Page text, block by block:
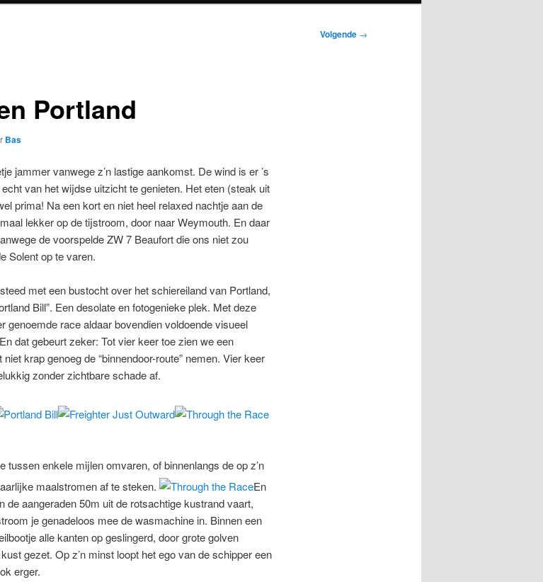
Volgende →
Portland
Bas
jammer vanwege z’n lastige aankomst. De wind is er ’s
van het wijdse uitzicht te genieten. Het eten (steak uit
prima! Na een kort en niet heel relaxed nachtje aan de
lekker op de tijstroom, door naar Weymouth. En daar
de voorspelde ZW 7 Beaufort die ons niet zou
Solent op te varen.
met een bustocht over het schiereiland van Portland,
Bill”. Een desolate en fotogenieke plek. Met deze
genoemde race aldaar bovendien voldoende visueel
dat gebeurt zeker: Tot vier keer toe zien we een
krap genoeg de “binnendoor-route” nemen. Vier keer
zonder zichtbare schade af.
tussen enkele mijlen omvaren, of binnenlangs de op z’n
maalstromen af te steken.
En
de aangeraden 50m uit de rotsachtige kustrand vaart,
je genadeloos mee de wasmachine in. Binnen een
alle kanten op geslingerd, door grote golven
gezet. Op z’n minst loopt het ego van de schipper een
erger.